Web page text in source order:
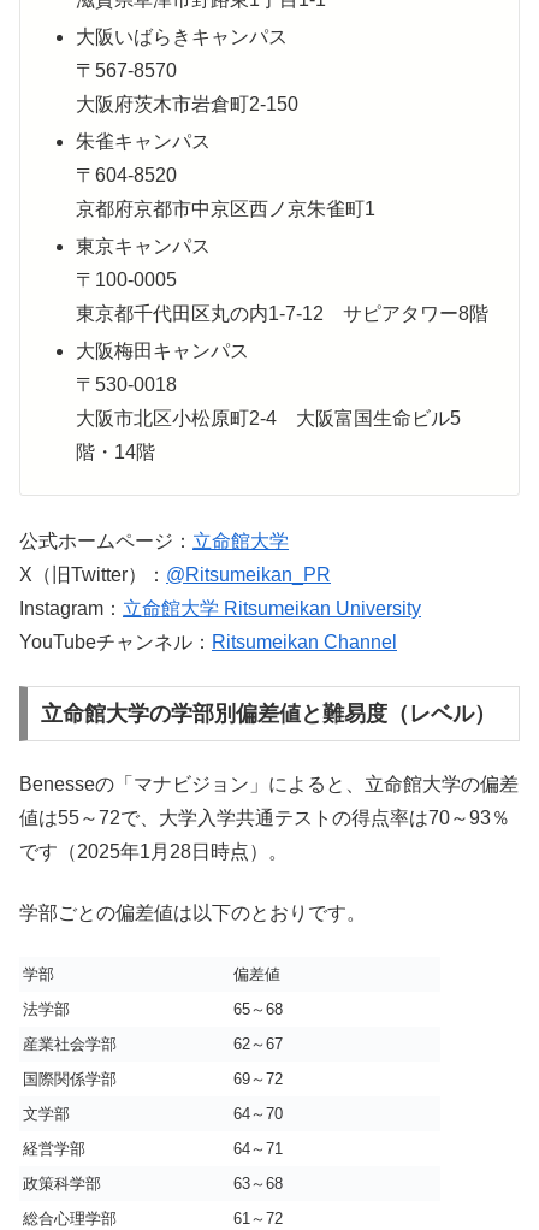
大阪いばらきキャンパス
〒567-8570
大阪府茨木市岩倉町2-150
朱雀キャンパス
〒604-8520
京都府京都市中京区西ノ京朱雀町1
東京キャンパス
〒100-0005
東京都千代田区丸の内1-7-12 サピアタワー8階
大阪梅田キャンパス
〒530-0018
大阪市北区小松原町2-4 大阪富国生命ビル5
階・14階
公式ホームページ： 立命館大学
X（旧Twitter）： @Ritsumeikan_PR
Instagram： 立命館大学 Ritsumeikan University
YouTubeチャンネル： Ritsumeikan Channel
立命館大学の学部別偏差値と難易度（レベル）
Benesseの「マナビジョン」によると、立命館大学の偏差
値は55～72で、大学入学共通テストの得点率は70～93％
です（2025年1月28日時点）。
学部ごとの偏差値は以下のとおりです。
学部
偏差値
法学部
65～68
産業社会学部
62～67
国際関係学部
69～72
文学部
64～70
経営学部
64～71
政策科学部
63～68
総合心理学部
61～72